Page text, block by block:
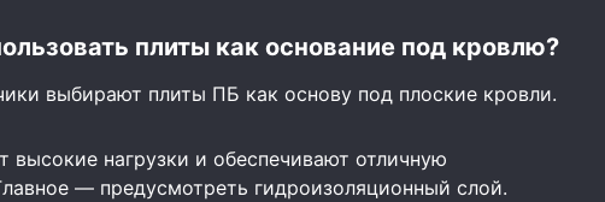
плиты как основание под кровлю?
выбирают плиты ПБ как основу под плоские кровли.
нагрузки и обеспечивают отличную
— предусмотреть гидроизоляционный слой.